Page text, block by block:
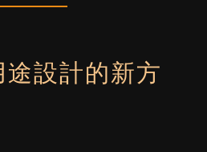
設計的新方